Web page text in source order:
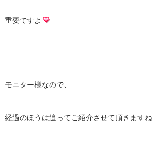
重要ですよ
モニター様なので、
経過のほうは追ってご紹介させて頂きますね